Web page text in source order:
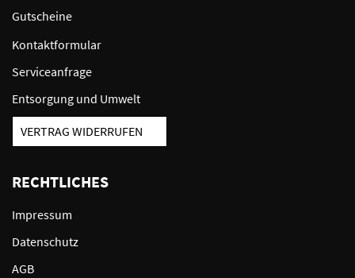
Gutscheine
Kontaktformular
Serviceanfrage
Entsorgung und Umwelt
VERTRAG WIDERRUFEN
RECHTLICHES
Impressum
Datenschutz
AGB